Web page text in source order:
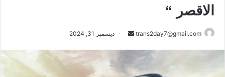
الاقصر “
trans2day7@gmail.com ديسمبر 31, 2024